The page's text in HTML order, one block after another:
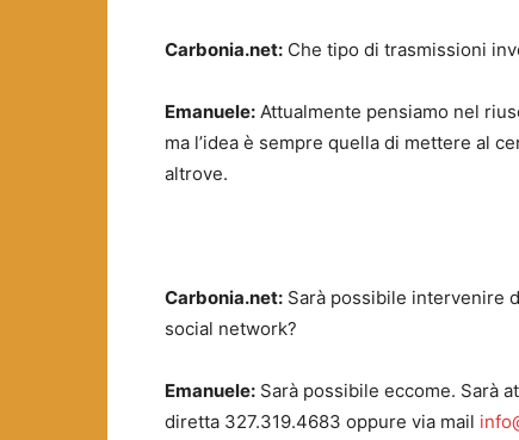
Carbonia.net: Che tipo di trasmissioni
Emanuele: Attualmente pensiamo nel
ma l’idea è sempre quella di mettere al
altrove.
Carbonia.net: Sarà possibile intervenire
social network?
Emanuele: Sarà possibile eccome. Sarà
diretta 327.319.4683 oppure via mail